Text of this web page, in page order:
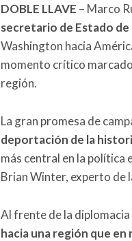
DOBLE LLAVE – Marco
secretario de Estado
Washington hacia
momento crítico
región.
La gran promesa de
deportación de la
más central en la política
Brian Winter, experto de
Al frente de la
hacia una región que en